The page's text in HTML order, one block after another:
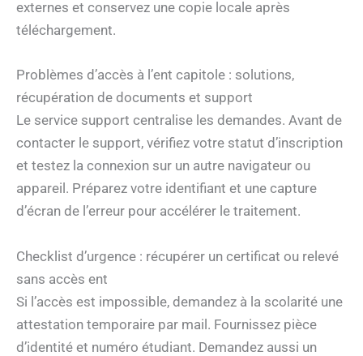
externes et conservez une copie locale après
téléchargement.
Problèmes d’accès à l’ent capitole : solutions,
récupération de documents et support
Le service support centralise les demandes. Avant de
contacter le support, vérifiez votre statut d’inscription
et testez la connexion sur un autre navigateur ou
appareil. Préparez votre identifiant et une capture
d’écran de l’erreur pour accélérer le traitement.
Checklist d’urgence : récupérer un certificat ou relevé
sans accès ent
Si l’accès est impossible, demandez à la scolarité une
attestation temporaire par mail. Fournissez pièce
d’identité et numéro étudiant. Demandez aussi un